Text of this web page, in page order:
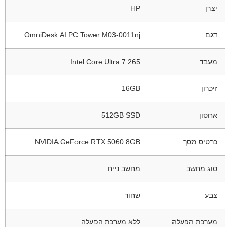
יצרן HP
דגם OmniDesk AI PC Tower M03-0011nj
מעבד Intel Core Ultra 7 265
זיכרון 16GB
אחסון 512GB SSD
כרטיס מסך NVIDIA GeForce RTX 5060 8GB
סוג מחשב מחשב נייח
צבע שחור
מערכת הפעלה ללא מערכת הפעלה